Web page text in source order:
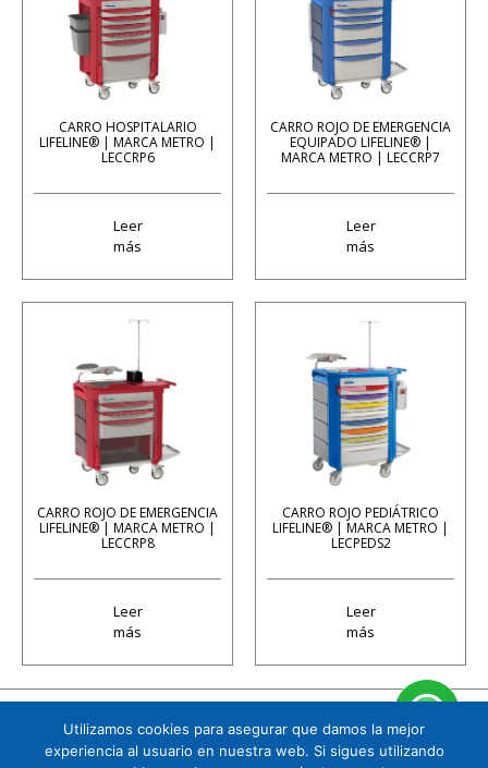
CARRO HOSPITALARIO
LIFELINE® | MARCA METRO |
LECCRP6
Leer
más
CARRO ROJO DE EMERGENCIA
EQUIPADO LIFELINE® |
MARCA METRO | LECCRP7
Leer
más
CARRO ROJO DE EMERGENCIA
LIFELINE® | MARCA METRO |
LECCRP8
Leer
más
CARRO ROJO PEDIÁTRICO
LIFELINE® | MARCA METRO |
LECPEDS2
Leer
más
Cuauhtémoc 158 B1 Col. Tizapán San Ángel, CP. 01090, Álvaro Obregón, Ciudad de
México. Tel. 5591719151
Utilizamos cookies para asegurar que damos la mejor
experiencia al usuario en nuestra web. Si sigues utilizando